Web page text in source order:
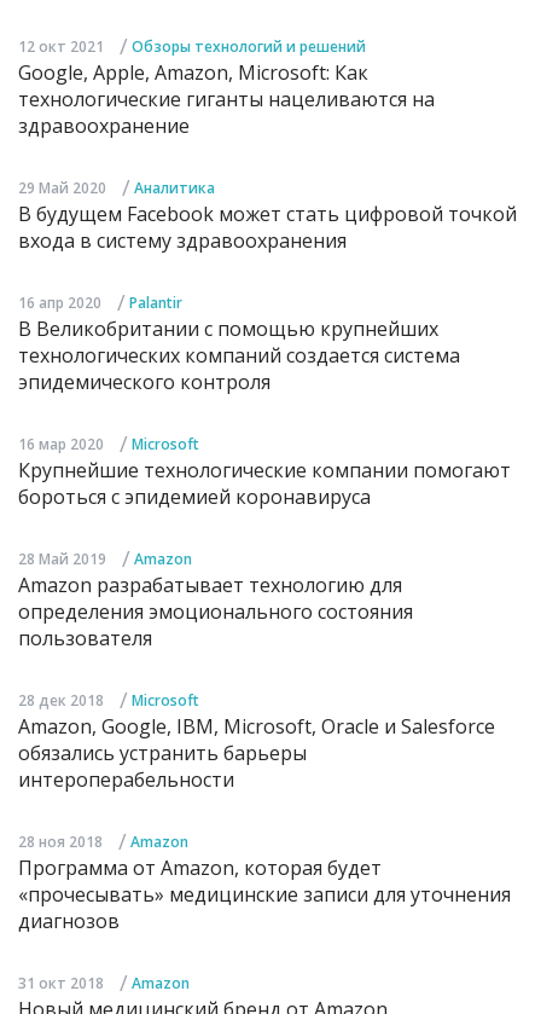
12 окт 2021 / Обзоры технологий и решений
Google, Apple, Amazon, Microsoft: Как
технологические гиганты нацеливаются на
здравоохранение
29 Май 2020 / Аналитика
В будущем Facebook может стать цифровой точкой
входа в систему здравоохранения
16 апр 2020 / Palantir
В Великобритании с помощью крупнейших
технологических компаний создается система
эпидемического контроля
16 мар 2020 / Microsoft
Крупнейшие технологические компании помогают
бороться с эпидемией коронавируса
28 Май 2019 / Amazon
Amazon разрабатывает технологию для
определения эмоционального состояния
пользователя
28 дек 2018 / Microsoft
Amazon, Google, IBM, Microsoft, Oracle и Salesforce
обязались устранить барьеры
интероперабельности
28 ноя 2018 / Amazon
Программа от Amazon, которая будет
«прочесывать» медицинские записи для уточнения
диагнозов
31 окт 2018 / Amazon